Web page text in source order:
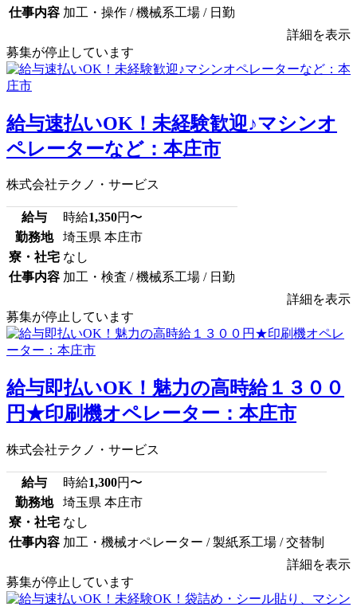
仕事内容 加工・操作 / 機械系工場 / 日勤
詳細を表示
募集が停止しています
給与速払いOK！未経験歓迎♪マシンオ
ペレーターなど：本庄市
株式会社テクノ・サービス
給与 時給1,350円〜
勤務地
埼玉県 本庄市
寮・社宅 なし
仕事内容 加工・検査 / 機械系工場 / 日勤
詳細を表示
募集が停止しています
給与即払いOK！魅力の高時給１３００
円★印刷機オペレーター：本庄市
株式会社テクノ・サービス
給与 時給1,300円〜
勤務地
埼玉県 本庄市
寮・社宅 なし
仕事内容 加工・機械オペレーター / 製紙系工場 / 交替制
詳細を表示
募集が停止しています